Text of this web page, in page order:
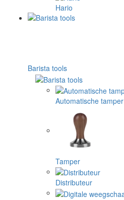
Hario
Barista tools
Automatische tamper
Tamper
Distributeur